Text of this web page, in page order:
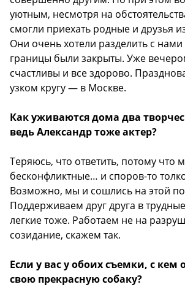
уютным, несмотря на
смогли приехать родные и друзья
Они очень хотели разделить с
границы были закрыты. Уже
счастливы и все здорово.
узком кругу — в Москве.
Как уживаются дома два
ведь Александр тоже актер?
Теряюсь, что ответить, потому что
бесконфликтные… и споров-то
Возможно, мы и сошлись на этой
Поддерживаем друг друга в
легкие тоже. Работаем не на
созидание, скажем так.
Если у вас у обоих съемки, с кем
свою прекрасную собаку?